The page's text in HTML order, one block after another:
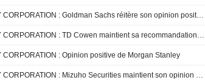
VALERO ENERGY CORPORATION : Goldman Sachs réitère son opinion positive sur le titre
VALERO ENERGY CORPORATION : TD Cowen maintient sa recommandation neutre
CORPORATION : Opinion positive de Morgan Stanley
VALERO ENERGY CORPORATION : Mizuho Securities maintient son opinion neutre